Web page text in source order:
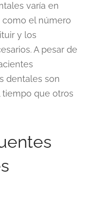
varía en
el número
y los
A pesar de
dentales son
que otros